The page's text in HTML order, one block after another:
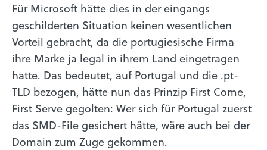
Für Microsoft hätte dies in der eingangs
geschilderten Situation keinen wesentlichen
Vorteil gebracht, da die portugiesische Firma
ihre Marke ja legal in ihrem Land eingetragen
hatte. Das bedeutet, auf Portugal und die .pt-
TLD bezogen, hätte nun das Prinzip First Come,
First Serve gegolten: Wer sich für Portugal zuerst
das SMD-File gesichert hätte, wäre auch bei der
Domain zum Zuge gekommen.